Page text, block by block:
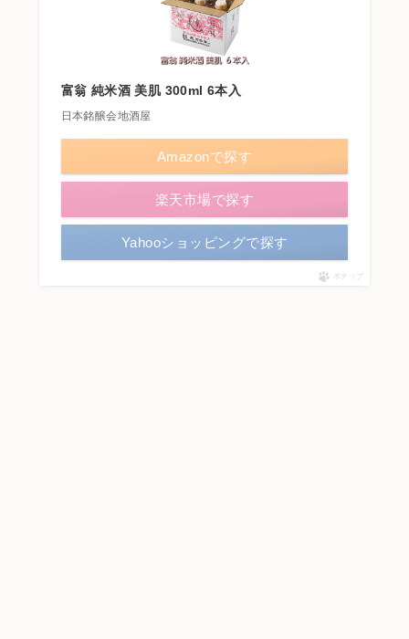
富翁 純米酒 美肌 300ml 6本入
日本銘醸会地酒屋
Amazonで探す
楽天市場で探す
Yahooショッピングで探す
ポチップ